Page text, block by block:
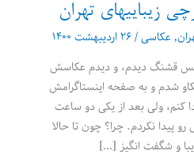
زیباییهای تهران
, عکاسی/۲۶ اردیبهشت ۱۴۰۰
قشنگ دیدم، و دیدم عکاسش
شدم و به صفحه اینستاگرامش
کنم، ولی بعد از یکی دو ساعت
نکردم. چرا؟ چون تا حالا